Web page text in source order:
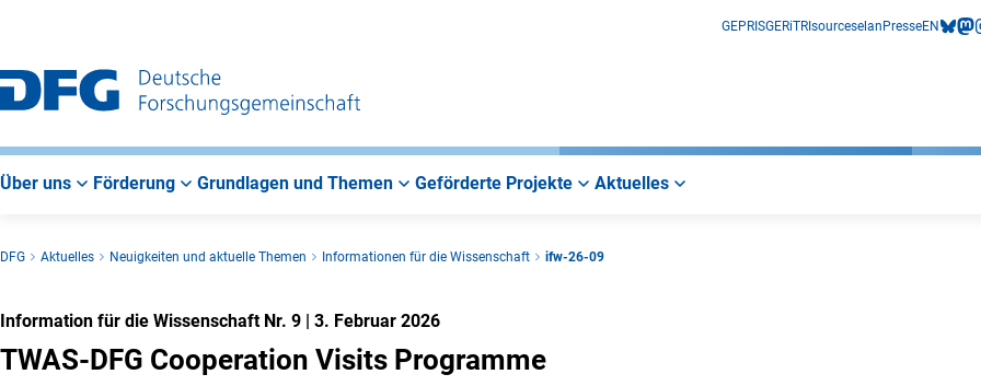
GEPRISGERiTRIsourceselan PresseEN
Über uns Förderung Grundlagen und Themen Geförderte Projekte Aktuelles
DFG Aktuelles Neuigkeiten und aktuelle Themen Informationen für die Wissenschaft ifw-26-09
Information für die Wissenschaft Nr. 9 | 3. Februar 2026
TWAS-DFG Cooperation Visits Programme